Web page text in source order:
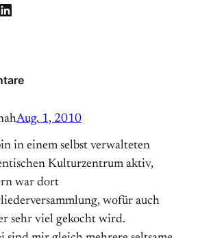
Aug. 1, 2010
in einem selbst verwalteten
Kulturzentrum aktiv,
war dort
wofür auch
sehr viel gekocht wird.